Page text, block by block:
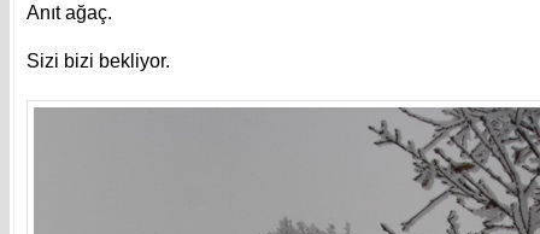
Anıt ağaç.
Sizi bizi bekliyor.